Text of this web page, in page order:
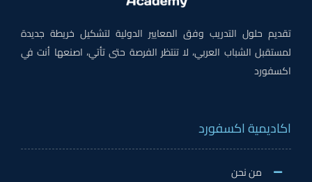
تقديم حلول التدريب وفق المعايير الدولية لتشكيل خريطة جديدة
لمستقبل الشباب العربي، لا تنتظر الفرصة حتى تأتي، اصنعها أنت في
اكسفورد
اكاديمية اكسفورد
من نحن